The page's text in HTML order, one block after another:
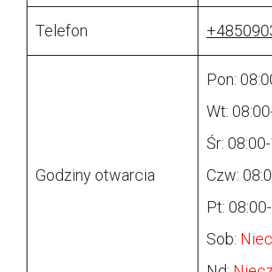
Telefon
Godziny otwarcia
Pon:
Wt:
Śr:
Czw:
Pt:
Sob: